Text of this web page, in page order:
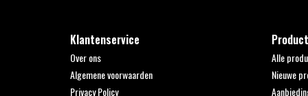
Klantenservice
Over ons
Algemene voorwaarden
Privacy Policy
Alle
Nieuwe